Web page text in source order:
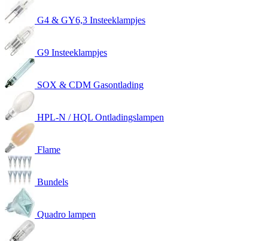
G4 & GY6,3 Insteeklampjes
G9 Insteeklampjes
SOX & CDM Gasontlading
HPL-N / HQL Ontladingslampen
Flame
Bundels
Quadro lampen